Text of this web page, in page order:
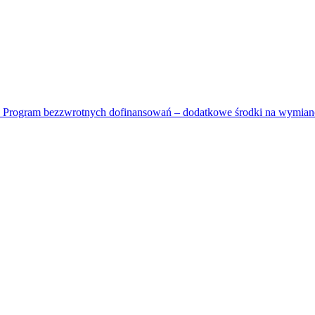
Program bezzwrotnych dofinansowań – dodatkowe środki na